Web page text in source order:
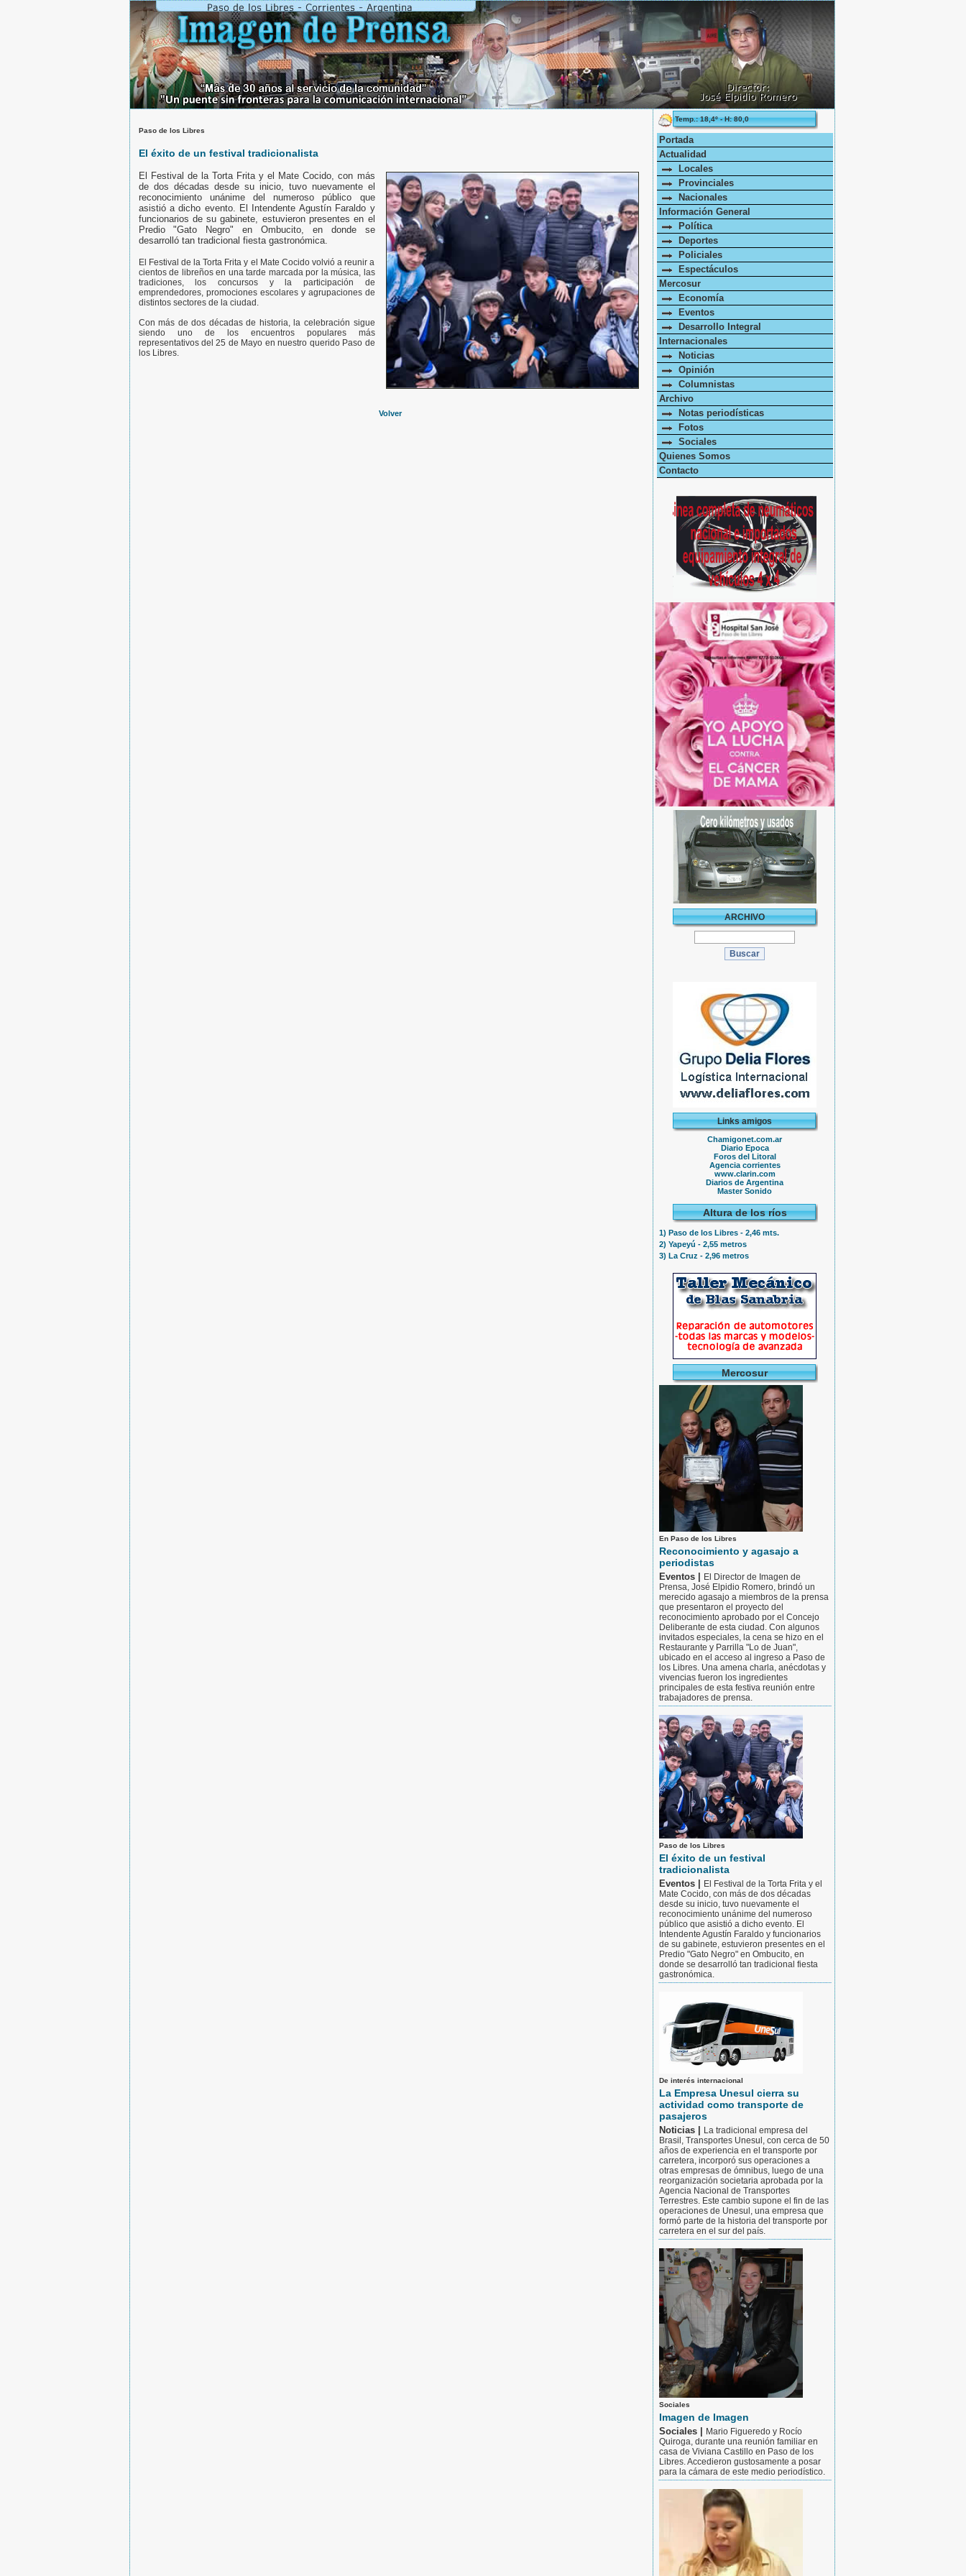
Paso de los Libres
El éxito de un festival tradicionalista
El Festival de la Torta Frita y el Mate Cocido, con más
de dos décadas desde su inicio, tuvo nuevamente el
reconocimiento unánime del numeroso público que
asistió a dicho evento. El Intendente Agustín Faraldo y
funcionarios de su gabinete, estuvieron presentes en el
Predio "Gato Negro" en Ombucito, en donde se
desarrolló tan tradicional fiesta gastronómica.
El Festival de la Torta Frita y el Mate Cocido volvió a reunir a
cientos de libreños en una tarde marcada por la música, las
tradiciones, los concursos y la participación de
emprendedores, promociones escolares y agrupaciones de
distintos sectores de la ciudad.
Con más de dos décadas de historia, la celebración sigue
siendo uno de los encuentros populares más
representativos del 25 de Mayo en nuestro querido Paso de
los Libres.
Volver
Temp.: 18,4º - H: 80,0
Portada
Actualidad
Locales
Provinciales
Nacionales
Información General
Política
Deportes
Policiales
Espectáculos
Mercosur
Economía
Eventos
Desarrollo Integral
Internacionales
Noticias
Opinión
Columnistas
Archivo
Notas periodísticas
Fotos
Sociales
Quienes Somos
Contacto
ARCHIVO
Links amigos
Chamigonet.com.ar
Diario Epoca
Foros del Litoral
Agencia corrientes
www.clarin.com
Diarios de Argentina
Master Sonido
Altura de los ríos
1) Paso de los Libres - 2,46 mts.
2) Yapeyú - 2,55 metros
3) La Cruz - 2,96 metros
Mercosur
En Paso de los Libres
Reconocimiento y agasajo a
periodistas
Eventos |
El Director de Imagen de
Prensa, José Elpidio Romero, brindó un
merecido agasajo a miembros de la prensa
que presentaron el proyecto del
reconocimiento aprobado por el Concejo
Deliberante de esta ciudad. Con algunos
invitados especiales, la cena se hizo en el
Restaurante y Parrilla "Lo de Juan",
ubicado en el acceso al ingreso a Paso de
los Libres. Una amena charla, anécdotas y
vivencias fueron los ingredientes
principales de esta festiva reunión entre
trabajadores de prensa.
Paso de los Libres
El éxito de un festival
tradicionalista
Eventos |
El Festival de la Torta Frita y el
Mate Cocido, con más de dos décadas
desde su inicio, tuvo nuevamente el
reconocimiento unánime del numeroso
público que asistió a dicho evento. El
Intendente Agustín Faraldo y funcionarios
de su gabinete, estuvieron presentes en el
Predio "Gato Negro" en Ombucito, en
donde se desarrolló tan tradicional fiesta
gastronómica.
De interés internacional
La Empresa Unesul cierra su
actividad como transporte de
pasajeros
Noticias |
La tradicional empresa del
Brasil, Transportes Unesul, con cerca de 50
años de experiencia en el transporte por
carretera, incorporó sus operaciones a
otras empresas de ómnibus, luego de una
reorganización societaria aprobada por la
Agencia Nacional de Transportes
Terrestres. Este cambio supone el fin de las
operaciones de Unesul, una empresa que
formó parte de la historia del transporte por
carretera en el sur del país.
Sociales
Imagen de Imagen
Sociales |
Mario Figueredo y Rocío
Quiroga, durante una reunión familiar en
casa de Viviana Castillo en Paso de los
Libres. Accedieron gustosamente a posar
para la cámara de este medio periodístico.